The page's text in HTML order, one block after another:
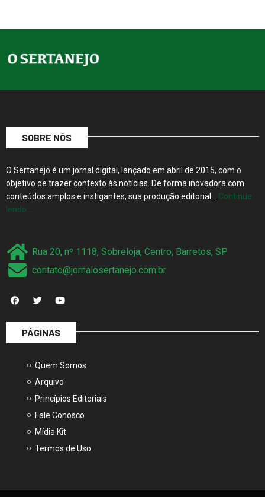
SOBRE NÓS
O Sertanejo é um jornal digital, lançado em abril de 2015, com o
objetivo de trazer contexto às notícias. De forma inovadora com
conteúdos amplos e instigantes, sua produção editorial… Continue
lendo…
Rua 20, nº 1118, Sobreloja, Centro, Barretos, SP
contato@jornalosertanejo.com.br
PÁGINAS
Quem Somos
Arquivo
Princípios Editoriais
Fale Conosco
Mídia Kit
Termos de Uso